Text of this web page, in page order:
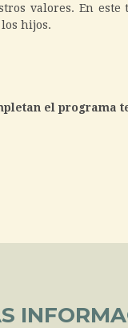
valores. En
hijos.
el programa